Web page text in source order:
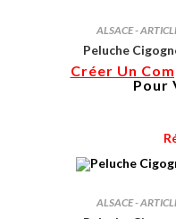
ALSACE -
Peluche
Créer Un
Pour
ALSACE -